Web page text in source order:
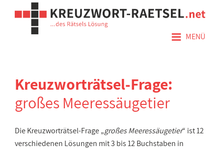
≡ MENÜ
Kreuzworträtsel-Frage:
großes Meeressäugetier
Die Kreuzworträtsel-Frage „großes Meeressäugetier“ ist 12
verschiedenen Lösungen mit 3 bis 12 Buchstaben in